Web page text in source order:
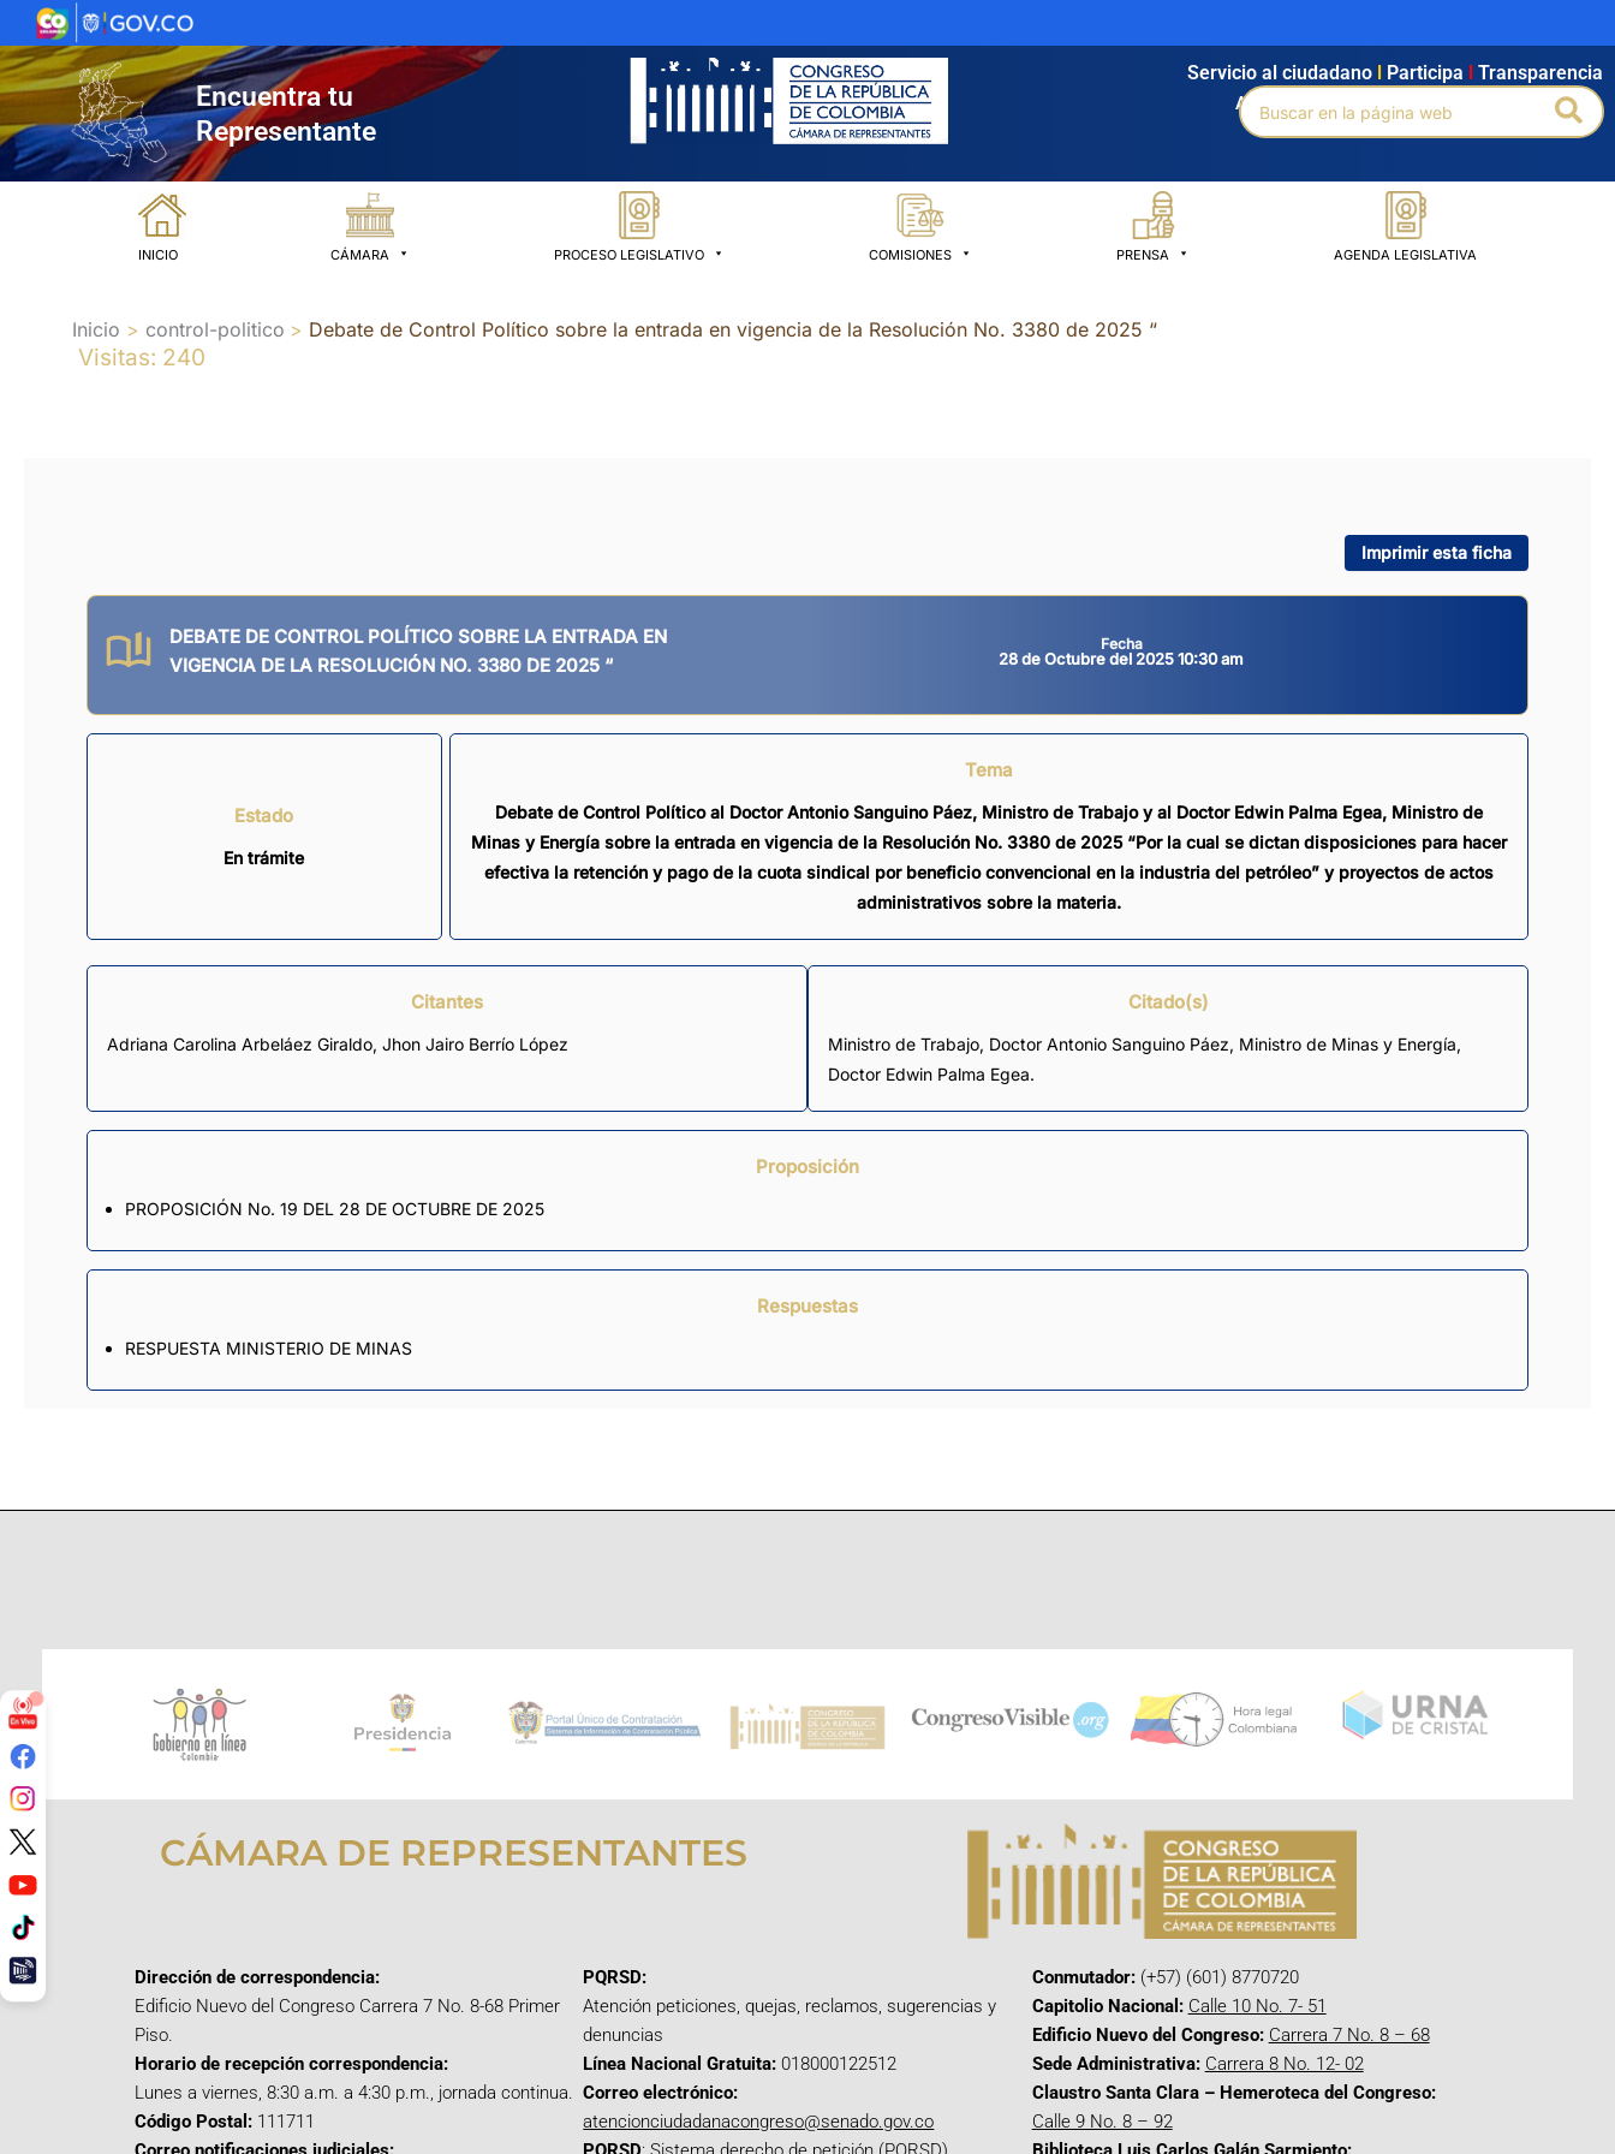
al
contenido
Encuentra tu
Representante
Agendamiento Intranet Búsqueda avanzada
Servicio al ciudadano Participa Transparencia
Buscar
por:
INICIO CÁMARA PROCESO LEGISLATIVO COMISIONES PRENSA AGENDA LEGISLATIVA
Inicio control-politico Debate de Control Político sobre la entrada en vigencia de la Resolución No. 3380 de 2025 “
Visitas: 240
Imprimir esta ficha
DEBATE DE CONTROL POLÍTICO SOBRE LA ENTRADA EN
VIGENCIA DE LA RESOLUCIÓN NO. 3380 DE 2025 “
Fecha
28 de Octubre del 2025 10:30 am
Estado
En trámite
Tema
Debate de Control Político al Doctor Antonio Sanguino Páez, Ministro de Trabajo y al Doctor Edwin Palma Egea, Ministro de
Minas y Energía sobre la entrada en vigencia de la Resolución No. 3380 de 2025 “Por la cual se dictan disposiciones para hacer
efectiva la retención y pago de la cuota sindical por beneficio convencional en la industria del petróleo” y proyectos de actos
administrativos sobre la materia.
Citantes
Adriana Carolina Arbeláez Giraldo, Jhon Jairo Berrío López
Citado(s)
Ministro de Trabajo, Doctor Antonio Sanguino Páez, Ministro de Minas y Energía,
Doctor Edwin Palma Egea.
Proposición
PROPOSICIÓN No. 19 DEL 28 DE OCTUBRE DE 2025
Respuestas
RESPUESTA MINISTERIO DE MINAS
CÁMARA DE REPRESENTANTES
Dirección de correspondencia:
Edificio Nuevo del Congreso Carrera 7 No. 8-68 Primer
Piso.
Horario de recepción correspondencia:
Lunes a viernes, 8:30 a.m. a 4:30 p.m., jornada continua.
Código Postal: 111711
PQRSD:
Atención peticiones, quejas, reclamos, sugerencias y
denuncias
Línea Nacional Gratuita: 018000122512
Correo electrónico:
atencionciudadanacongreso@senado.gov.co
Conmutador:(+57) (601) 8770720
Capitolio Nacional: Calle 10 No. 7- 51
Edificio Nuevo del Congreso: Carrera 7 No. 8 – 68
Sede Administrativa: Carrera 8 No. 12- 02
Claustro Santa Clara – Hemeroteca del Congreso:
Calle 9 No. 8 – 92